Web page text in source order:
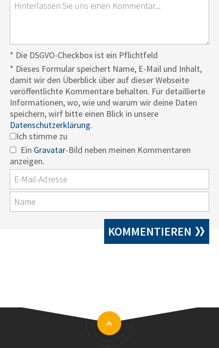
* Die DSGVO-Checkbox ist ein Pflichtfeld
* Dieses Formular speichert Name, E-Mail und Inhalt,
damit wir den Überblick über auf dieser Webseite
veröffentlichte Kommentare behalten. Für detaillierte
Informationen, wo, wie und warum wir deine Daten
speichern, wirf bitte einen Blick in unsere
Datenschutzerklärung.
Ich stimme zu
Ein Gravatar-Bild neben meinen Kommentaren
anzeigen.